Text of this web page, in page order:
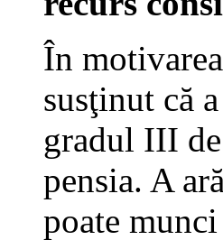
În
susţinut că
gradul III
pensia. A
poate